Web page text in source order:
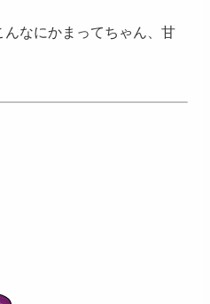
んなにかまってちゃん、甘